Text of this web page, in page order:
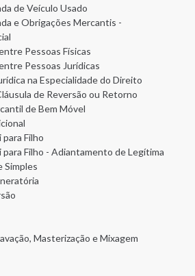
de Veículo Usado
e Obrigações Mercantis -
Pessoas Físicas
Pessoas Jurídicas
na Especialidade do Direito
de Reversão ou Retorno
de Bem Móvel
Filho
Filho - Adiantamento de Legítima
Simples
Masterização e Mixagem